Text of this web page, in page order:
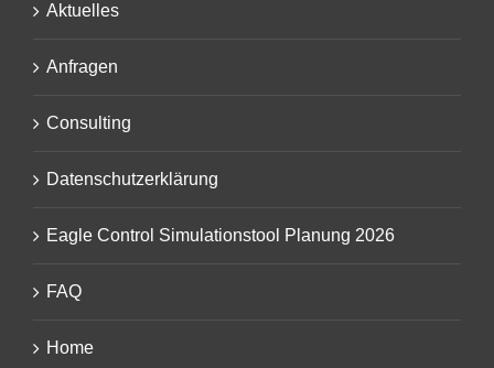
Aktuelles
Anfragen
Consulting
Datenschutzerklärung
Eagle Control Simulationstool Planung 2026
FAQ
Home